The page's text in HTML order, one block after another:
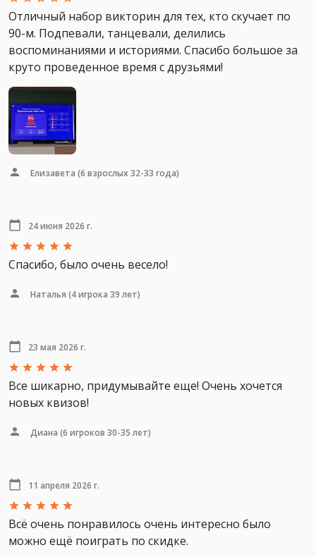
Отличный набор викторин для тех, кто скучает по
90-м. Подпевали, танцевали, делились
воспоминаниями и историями. Спасибо большое за
круто проведенное время с друзьями!
Елизавета (6 взрослых 32-33 года)
24 июня 2026 г.
Спасибо, было очень весело!
Наталья (4 игрока 39 лет)
23 мая 2026 г.
Все шикарно, придумывайте еще! Очень хочется
новых квизов!
Диана (6 игроков 30-35 лет)
11 апреля 2026 г.
Всё очень понравилось очень интересно было
можно ещё поиграть по скидке.